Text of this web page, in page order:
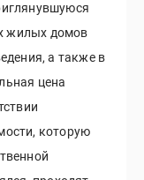
жилых домов
а также в
цена
которую